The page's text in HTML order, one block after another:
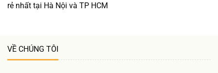
rẻ nhất tại Hà Nội và TP HCM
VỀ CHÚNG TÔI